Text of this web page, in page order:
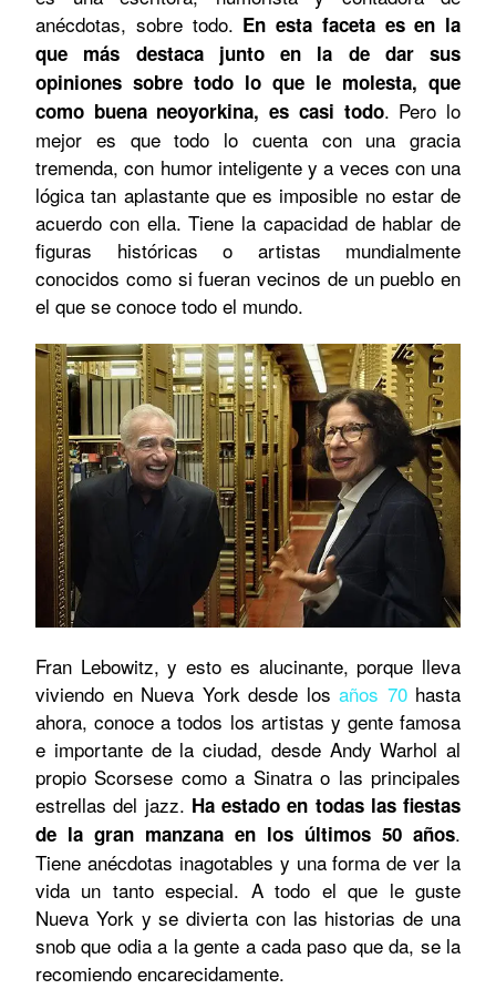
anécdotas, sobre todo. En esta faceta es en la
que más destaca junto en la de dar sus
opiniones sobre todo lo que le molesta, que
como buena neoyorkina, es casi todo. Pero lo
mejor es que todo lo cuenta con una gracia
tremenda, con humor inteligente y a veces con una
lógica tan aplastante que es imposible no estar de
acuerdo con ella. Tiene la capacidad de hablar de
figuras históricas o artistas mundialmente
conocidos como si fueran vecinos de un pueblo en
el que se conoce todo el mundo.
Fran Lebowitz, y esto es alucinante, porque lleva
viviendo en Nueva York desde los años 70hasta
ahora, conoce a todos los artistas y gente famosa
e importante de la ciudad, desde Andy Warhol al
propio Scorsese como a Sinatra o las principales
estrellas del jazz. Ha estado en todas las fiestas
de la gran manzana en los últimos 50 años.
Tiene anécdotas inagotables y una forma de ver la
vida un tanto especial. A todo el que le guste
Nueva York y se divierta con las historias de una
snob que odia a la gente a cada paso que da, se la
recomiendo encarecidamente.